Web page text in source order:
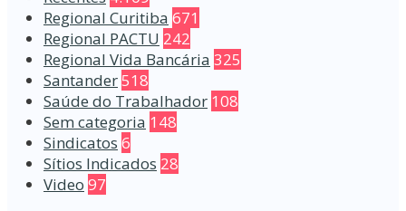
Regional Curitiba 671
Regional PACTU 242
Regional Vida Bancária 325
Santander518
Saúde do Trabalhador 108
Sem categoria 148
Sindicatos 6
Sítios Indicados 28
Video 97